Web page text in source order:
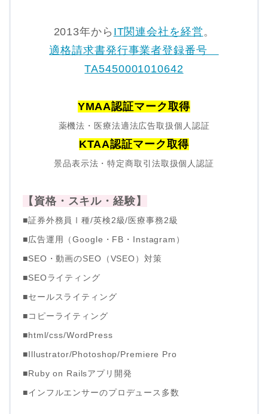
2013年から IT関連会社を経営 。
適格請求書発行事業者登録番号
TA5450001010642
YMAA認証マーク取得
薬機法・医療法適法広告取扱個人認証
KTAA認証マーク取得
景品表示法・特定商取引法取扱個人認証
【資格・スキル・経験】
■証券外務員Ⅰ種/英検2級/医療事務2級
■広告運用（Google・FB・Instagram）
■SEO・動画のSEO（VSEO）対策
■SEOライティング
■セールスライティング
■コピーライティング
■html/css/WordPress
■Illustrator/Photoshop/Premiere Pro
■Ruby on Railsアプリ開発
■インフルエンサーのプロデュース多数